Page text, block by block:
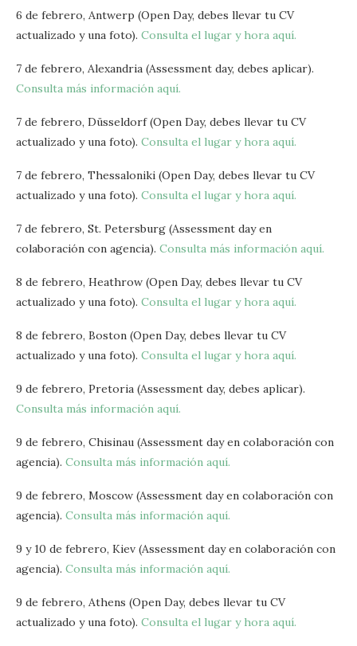
6 de febrero, Antwerp (Open Day, debes llevar tu CV
actualizado y una foto). Consulta el lugar y hora aquí.
7 de febrero, Alexandria (Assessment day, debes aplicar).
Consulta más información aquí.
7 de febrero, Düsseldorf (Open Day, debes llevar tu CV
actualizado y una foto). Consulta el lugar y hora aquí.
7 de febrero, Thessaloniki (Open Day, debes llevar tu CV
actualizado y una foto). Consulta el lugar y hora aquí.
7 de febrero, St. Petersburg (Assessment day en
colaboración con agencia). Consulta más información aquí.
8 de febrero, Heathrow (Open Day, debes llevar tu CV
actualizado y una foto). Consulta el lugar y hora aquí.
8 de febrero, Boston (Open Day, debes llevar tu CV
actualizado y una foto). Consulta el lugar y hora aquí.
9 de febrero, Pretoria (Assessment day, debes aplicar).
Consulta más información aquí.
9 de febrero, Chisinau (Assessment day en colaboración con
agencia). Consulta más información aquí.
9 de febrero, Moscow (Assessment day en colaboración con
agencia). Consulta más información aquí.
9 y 10 de febrero, Kiev (Assessment day en colaboración con
agencia). Consulta más información aquí.
9 de febrero, Athens (Open Day, debes llevar tu CV
actualizado y una foto). Consulta el lugar y hora aquí.